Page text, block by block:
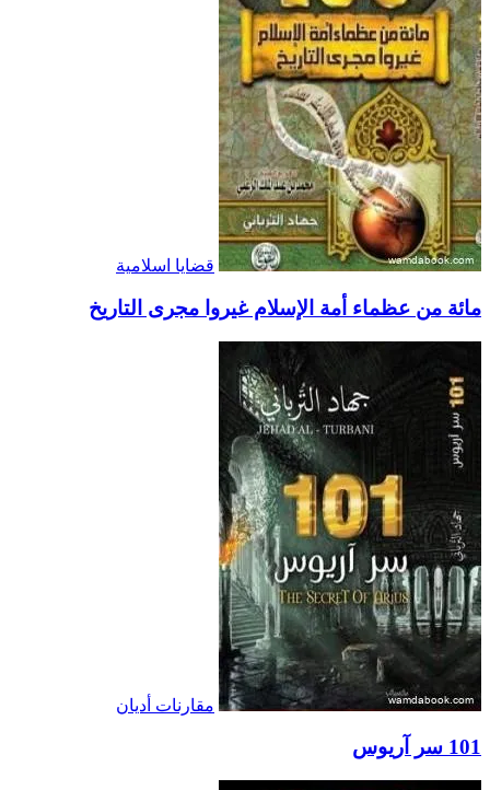
قضايا اسلامية
مائة من عظماء أمة الإسلام غيروا مجرى التاريخ
مقارنات أديان
101 سر آريوس